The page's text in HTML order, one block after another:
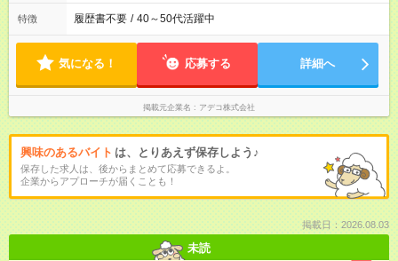
特徴 履歴書不要 / 40～50代活躍中
気になる！ 応募する 詳細へ
掲載元企業名 アデコ株式会社
興味のあるバイト は、とりあえず保存しよう♪
保存した求人は、後からまとめて応募できるよ。
企業からアプローチが届くことも！
掲載日：2026.08.03
未読